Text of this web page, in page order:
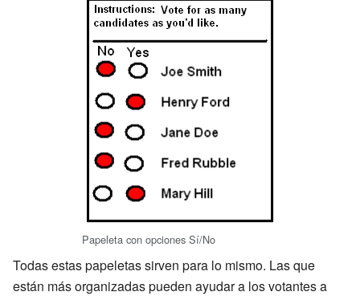
Papeleta con opciones Sí/No
Todas estas papeletas sirven para lo mismo. Las que
están más organizadas pueden ayudar a los votantes a